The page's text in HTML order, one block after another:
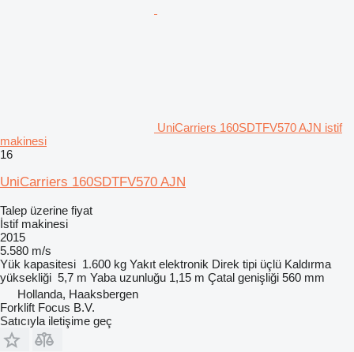
UniCarriers 160SDTFV570 AJN istif
makinesi
16
UniCarriers 160SDTFV570 AJN
Talep üzerine fiyat
İstif makinesi
2015
5.580 m/s
Yük kapasitesi 1.600 kg Yakıt elektronik Direk tipi üçlü Kaldırma
yüksekliği 5,7 m Yaba uzunluğu 1,15 m Çatal genişliği 560 mm
Hollanda, Haaksbergen
Forklift Focus B.V.
Satıcıyla iletişime geç